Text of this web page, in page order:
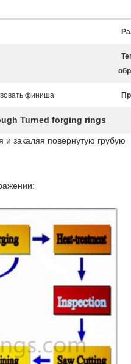
финиша
Turned forging rings
и закаляя повернутую грубую